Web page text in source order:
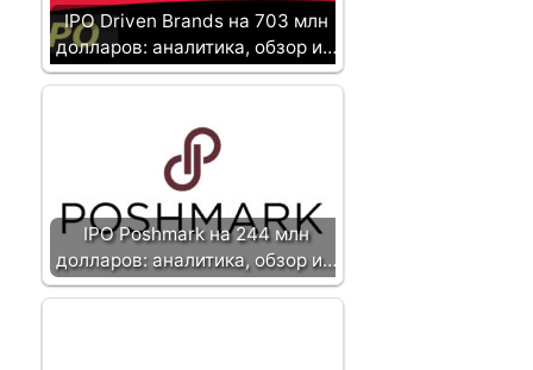
IPO Driven Brands на 703 млн
долларов: аналитика, обзор и…
IPO Poshmark на 244 млн
долларов: аналитика, обзор и…